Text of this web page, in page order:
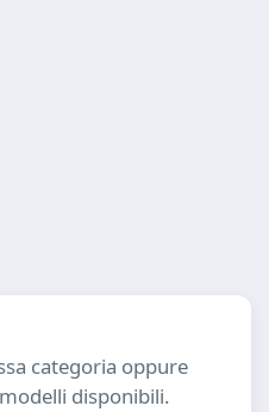
categoria oppure
disponibili.